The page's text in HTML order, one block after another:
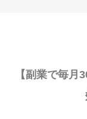
【副業で毎月